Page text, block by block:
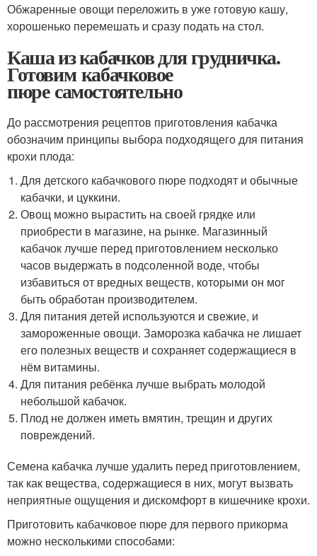
Обжаренные овощи переложить в уже готовую кашу,
хорошенько перемешать и сразу подать на стол.
Каша из кабачков для грудничка.
Готовим кабачковое
пюре самостоятельно
До рассмотрения рецептов приготовления кабачка
обозначим принципы выбора подходящего для питания
крохи плода:
Для детского кабачкового пюре подходят и обычные
кабачки, и цуккини.
Овощ можно вырастить на своей грядке или
приобрести в магазине, на рынке. Магазинный
кабачок лучше перед приготовлением несколько
часов выдержать в подсоленной воде, чтобы
избавиться от вредных веществ, которыми он мог
быть обработан производителем.
Для питания детей используются и свежие, и
замороженные овощи. Заморозка кабачка не лишает
его полезных веществ и сохраняет содержащиеся в
нём витамины.
Для питания ребёнка лучше выбрать молодой
небольшой кабачок.
Плод не должен иметь вмятин, трещин и других
повреждений.
Семена кабачка лучше удалить перед приготовлением,
так как вещества, содержащиеся в них, могут вызвать
неприятные ощущения и дискомфорт в кишечнике крохи.
Приготовить кабачковое пюре для первого прикорма
можно несколькими способами: